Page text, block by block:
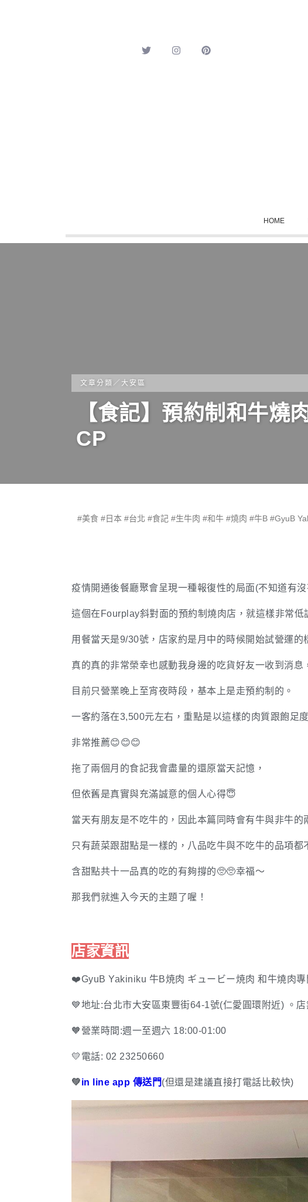
HOME
文章分類／ 大安區
【食記】預約制和牛燒
CP
#美食 #日本 #台北 #食記 #生牛肉 #和牛 #燒肉 #牛B #GyuB
疫情開通後餐廳聚會呈現一種報復性的局面(不知道有
這個在Fourplay斜對面的預約制燒肉店，就這樣非常低
用餐當天是9/30號，店家約是月中的時候開始試營運的
真的真的非常榮幸也感動我身邊的吃貨好友一收到消息
目前只營業晚上至宵夜時段，基本上是走預約制的。
一客約落在3,500元左右，重點是以這樣的肉質跟飽足
非常推薦😊😊😊
拖了兩個月的食記我會盡量的還原當天記憶，
但依舊是真實與充滿誠意的個人心得😇
當天有朋友是不吃牛的，因此本篇同時會有牛與非牛
只有蔬菜跟甜點是一樣的，八品吃牛與不吃牛的品項都
含甜點共十一品真的吃的有夠撐的🥺🥺幸福～
那我們就進入今天的主題了喔！
店家資訊
❤️GyuB Yakiniku 牛B焼肉 ギュービー焼肉 和牛燒肉專
💙 地址:台北市大安區東豐街64-1號(仁愛圓環附近) 。店
🧡營業時間:週一至週六 18:00-01:00
💛電話: 02 23250660
💚in line app 傳送門(但還是建議直接打電話比較快)